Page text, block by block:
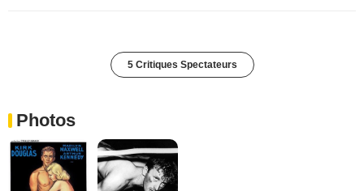
5 Critiques Spectateurs
Photos